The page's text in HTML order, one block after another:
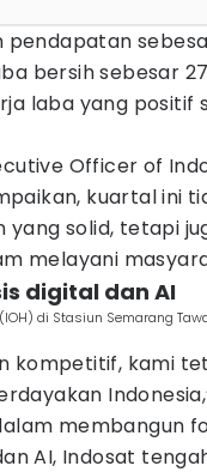
bersih sebesar
laba yang positif
Officer of
kuartal ini
solid, tetapi
melayani
digital dan AI
di Stasiun Semarang
kompetitif, kami
membangun
AI, Indosat